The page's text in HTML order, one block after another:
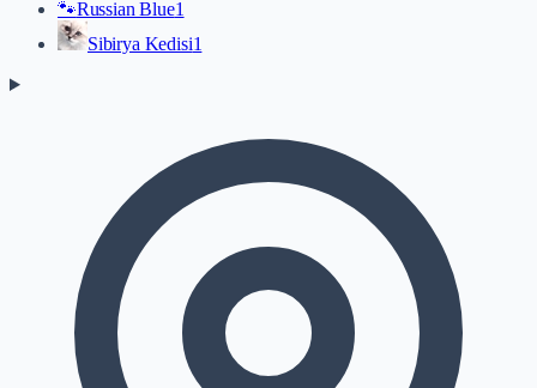
🐾Russian Blue1
Sibirya Kedisi1